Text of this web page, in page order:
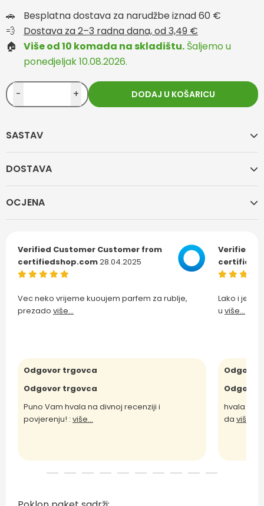
SASTAV
DOSTAVA
OCJENA
Verified Customer Customer from
certifiedshop.com28.04.2025
Vec neko vrijeme kuoujem parfem za rublje,
prezado više...
Odgovor trgovca
Odgovor trgovca
Puno Vam hvala na divnoj recenziji i
povjerenju! : više...
Verified
Lako i
u više...
hvala
da više...
🚗
Besplatna dostava za narudžbe iznad 60 €
💨
Dostava za 2–3 radna dana, od 3,49 €
🏠
Više od 10 komada na skladištu. Šaljemo u
ponedjeljak 10.08.2026.
- + DODAJ U KOŠARICU